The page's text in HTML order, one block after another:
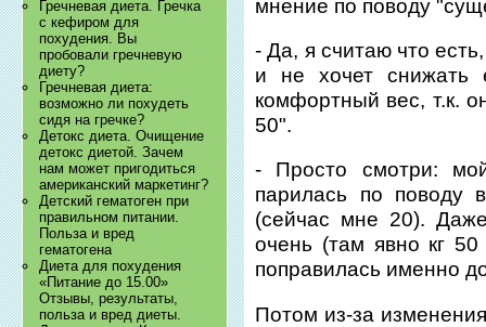
Гречневая диета. Гречка
с кефиром для
похудения. Вы
пробовали гречневую
диету?
Гречневая диета:
возможно ли похудеть
сидя на гречке?
Детокс диета. Очищение
детокс диетой. Зачем
нам может пригодиться
американский маркетинг?
Детский гематоген при
правильном питании.
Польза и вред
гематогена
Диета для похудения
«Питание до 15.00»
Отзывы, результаты,
польза и вред диеты.
мнение по поводу
- Да, я считаю что
и не хочет снижать
комфортный вес, т.к.
50".
- Просто смотри:
парилась по
(сейчас мне 20).
очень (там явно кг
поправилась именно
Потом из-за